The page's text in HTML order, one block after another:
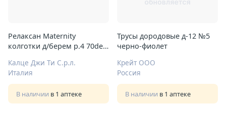
Релаксан Maternity
колготки д/берем р.4 70den
Калце Джи Ти С.р.л.
Италия
В наличии в 1 аптеке
Трусы дородовые д-12 №5
черно-фиолет
Крейт ООО
Россия
В наличии в 1 аптеке